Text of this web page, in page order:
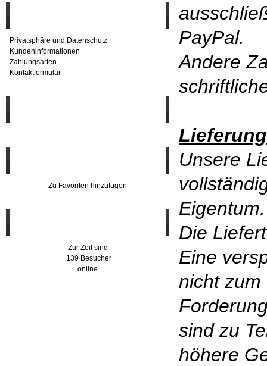
Privatsphäre und Datenschutz
Kundeninformationen
Zahlungsarten
Kontaktformular
Zu Favoriten hinzufügen
Zur Zeit sind
139 Besucher
online.
PayPal.
Andere
Lieferung
Unsere
Eigentum.
Die
Eine
nicht zum
sind zu
höhere